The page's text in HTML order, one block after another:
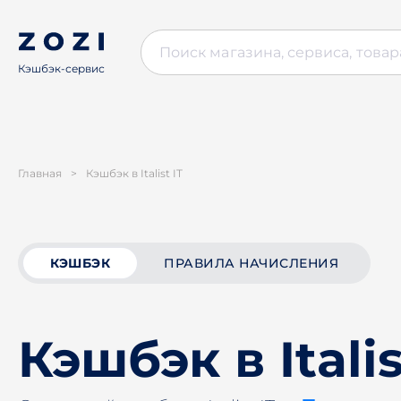
Кэшбэк-сервис
Главная > Кэшбэк в Italist IT
КЭШБЭК ПРАВИЛА НАЧИСЛЕНИЯ
Кэшбэк в